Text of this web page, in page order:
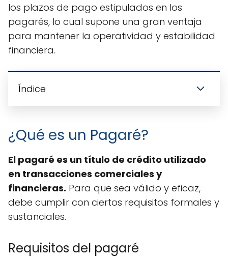
los plazos de pago estipulados en los
pagarés, lo cual supone una gran ventaja
para mantener la operatividad y estabilidad
financiera.
Índice
¿Qué es un Pagaré?
El pagaré es un título de crédito utilizado
en transacciones comerciales y
financieras. Para que sea válido y eficaz,
debe cumplir con ciertos requisitos formales y
sustanciales.
Requisitos del pagaré